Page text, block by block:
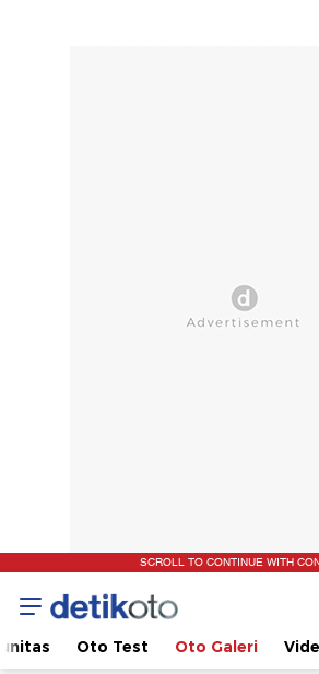
SCROLL TO CONTINUE WITH
Oto Test Oto Galeri